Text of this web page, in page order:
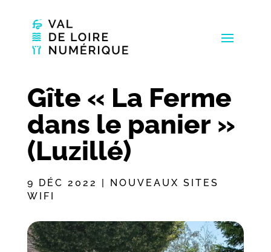
Gîte « La Ferme
dans le panier »
(Luzillé)
9 DÉC 2022 | NOUVEAUX SITES
WIFI